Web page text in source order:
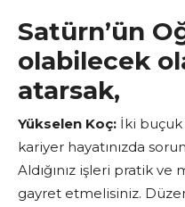
Satürn’ün
olabilecek
atarsak,
Yükselen Koç: İki buçuk
kariyer hayatınızda
Aldığınız işleri pratik
gayret etmelisiniz.